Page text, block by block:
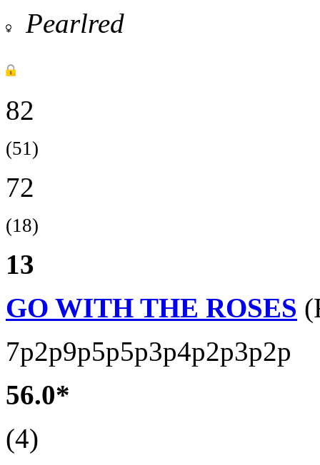
Pearlred
82
(51)
72
(18)
13
GO WITH THE ROSES
7p2p9p5p5p3p4p2p3p2p
56.0*
(4)